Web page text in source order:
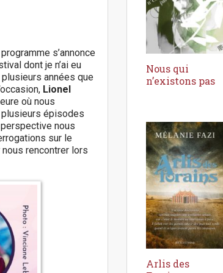
s’annonce
dont je n’ai eu
années que
Lionel
où nous
plusieurs épisodes
nous
sur le
nous rencontrer lors
Nous qui
n’existons pas
Arlis des